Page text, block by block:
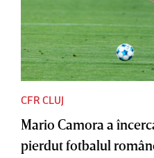
CFR CLUJ
Mario Camora a
pierdut fotbalul